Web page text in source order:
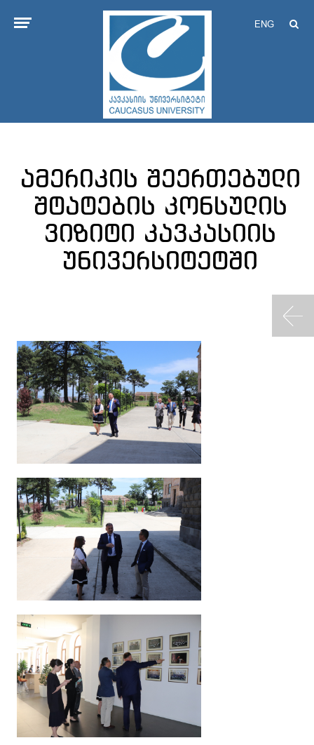
ENG
ამერიკის შეერთებული
შტატების კონსულის
ვიზიტი კავკასიის
უნივერსიტეტში